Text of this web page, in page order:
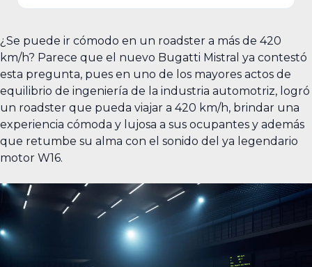
¿Se puede ir cómodo en un roadster a más de 420
km/h? Parece que el nuevo Bugatti Mistral ya contestó
esta pregunta, pues en uno de los mayores actos de
equilibrio de ingeniería de la industria automotriz, logró
un roadster que pueda viajar a 420 km/h, brindar una
experiencia cómoda y lujosa a sus ocupantes y además
que retumbe su alma con el sonido del ya legendario
motor W16.